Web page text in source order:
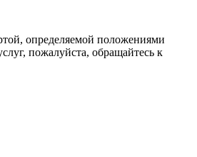
определяемой положениями
пожалуйста, обращайтесь к